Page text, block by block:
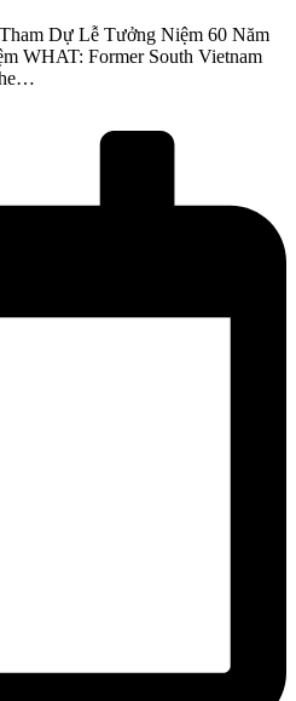
Dự Lễ Tưởng Niệm 60 Năm
WHAT: Former South Vietnam